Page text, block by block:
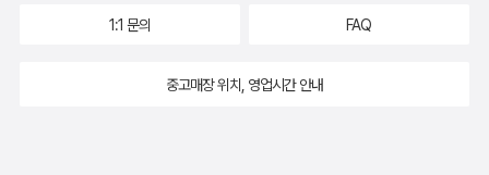
1:1 문의 FAQ
중고매장 위치, 영업시간 안내